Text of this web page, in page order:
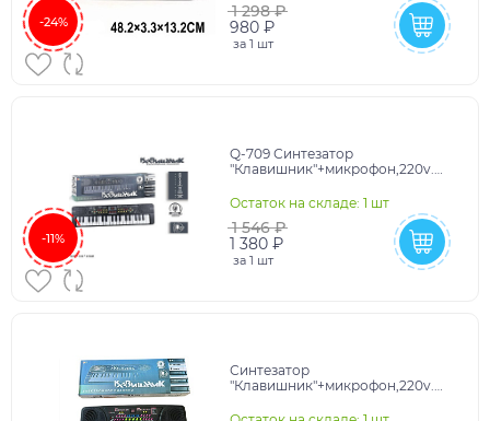
-24%
1 298 ₽
980 ₽
за 1 шт
-11%
Q-709 Синтезатор
"Клавишник"+микрофон,220v.
Остаток на складе: 1 шт
1 546 ₽
1 380 ₽
за 1 шт
Синтезатор
"Клавишник"+микрофон,220v.